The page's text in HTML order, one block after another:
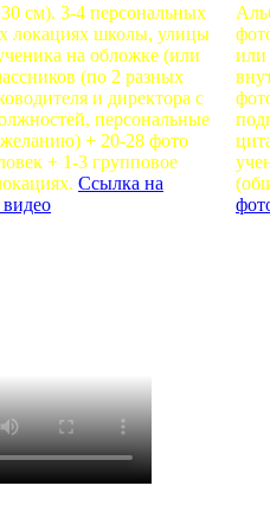
см). 3-4 персональных
локациях школы, улицы
на обложке (или
(по 2 разных
и директора с
персональные
+ 20-28 фото
+ 1-3 групповое
Ссылка на
или